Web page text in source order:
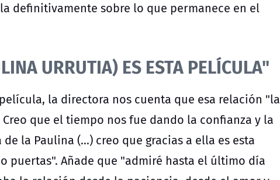
definitivamente sobre lo que permanece en el
URRUTIA) ES ESTA PELÍCULA"
la directora nos cuenta que esa relación "la
que el tiempo nos fue dando la confianza y la
la Paulina (...) creo que gracias a ella es esta
puertas". Añade que "admiré hasta el último día